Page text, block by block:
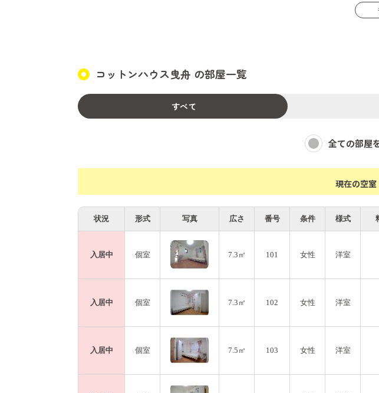
・リビングは、約15畳ととても広々しています。日当たり抜群の共用
・玄関は二重ロック・テレビモニターフォン付で安心です。
安全で清潔なシェアハウスを運営し、皆様に快適な新生活を楽しんで
涯の友と出会い、充実した毎日を過ごしていただきたいと願っています
コットンハウス曳舟 の部屋一覧
すべて
全ての部屋
現在の空室
状況 形式 写真 広さ 番号 条件 様式
入居中 個室 7.3㎡ 101 女性
洋室
入居中 個室 7.3㎡ 102 女性
洋室
入居中 個室 7.5㎡ 103 女性
洋室